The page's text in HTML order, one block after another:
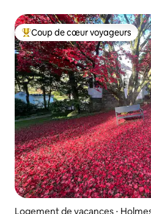
Coups de cœur voyageurs les
Coup de cœur voyageurs
Logement de vacances ⋅